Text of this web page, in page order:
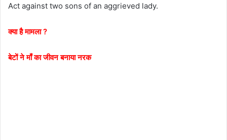
Act against two sons of an aggrieved lady.
क्या है मामला ?
बेटों ने माँ का जीवन बनाया नरक